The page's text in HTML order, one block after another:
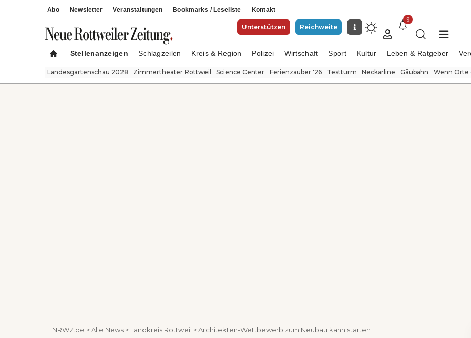
Abo Newsletter Veranstaltungen Bookmarks / Leseliste Kontakt
Unterstützen Reichweite
9
Stellenanzeigen Schlagzeilen Kreis & Region Polizei Wirtschaft Sport Kultur Leben & Ratgeber
Landesgartenschau 2028 Zimmertheater Rottweil Science Center Ferienzauber '26 Testturm Neckarline Gäubahn Wenn Orte
NRWZ.de >Alle News > Landkreis Rottweil >Architekten-Wettbewerb zum Neubau kann starten